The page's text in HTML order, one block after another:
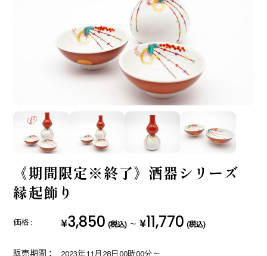
《期間限定※終了》酒器シリーズ
縁起飾り
価格: ¥3,850 (税込) ～ ¥11,770 (税込)
販売期間：
2023年11月28日00時00分～